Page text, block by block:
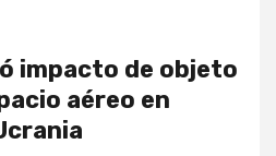
impacto de objeto
aéreo en